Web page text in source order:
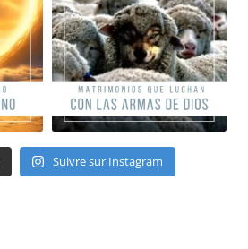
Suivre sur Instagram